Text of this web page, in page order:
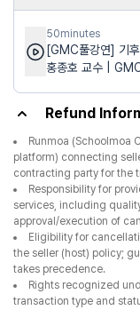
50minutes
[GMC풀강연] 기
홍종호 교수 |
Refund
Runmoa (Schoolmoa
platform) connecting
contracting party for the
Responsibility for
services, including
approval/execution of
Eligibility for
the seller (host) policy;
takes precedence.
Rights recognized
transaction type and